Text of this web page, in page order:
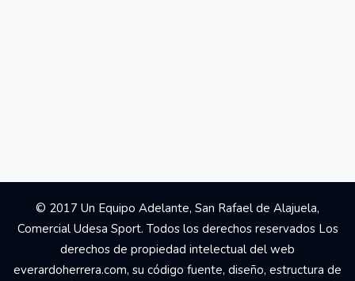
© 2017 Un Equipo Adelante, San Rafael de Alajuela,
Comercial Udesa Sport. Todos los derechos reservados Los
derechos de propiedad intelectual del web
everardoherrera.com, su código fuente, diseño, estructura de